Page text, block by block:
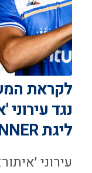
לקראת
נגד
ליגת WINNER | מחזור 4
עירוני